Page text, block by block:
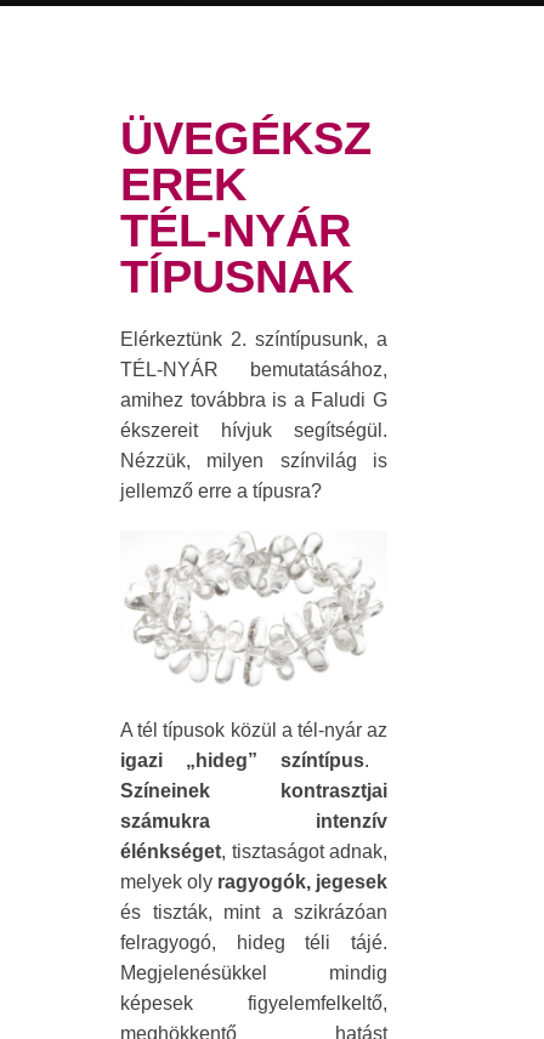
ÜVEGÉKSZ
EREK
TÉL-NYÁR
TÍPUSNAK
Elérkeztünk 2. színtípusunk, a
TÉL-NYÁR bemutatásához,
amihez továbbra is a Faludi G
ékszereit hívjuk segítségül.
Nézzük, milyen színvilág is
jellemző erre a típusra?
A tél típusok közül a tél-nyár az
igazi „hideg” színtípus.
Színeinek kontrasztjai
számukra intenzív
élénkséget, tisztaságot adnak,
melyek oly ragyogók, jegesek
és tiszták, mint a szikrázóan
felragyogó, hideg téli tájé.
Megjelenésükkel mindig
képesek figyelemfelkeltő,
meghökkentő hatást